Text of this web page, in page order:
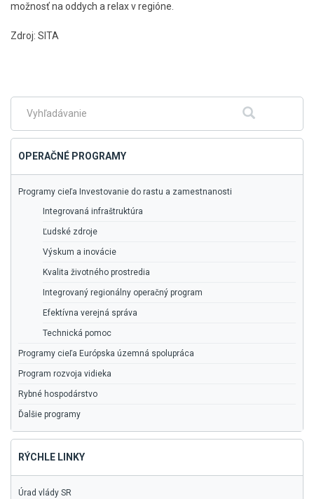
možnosť na oddych a relax v regióne.​
Zdroj: SITA
hlavné
menu
Fulltextové
Hľadať
OPERAČNÉ PROGRAMY
Programy cieľa Investovanie do rastu a zamestnanosti
Integrovaná infraštruktúra
Ľudské zdroje
Výskum a inovácie
Kvalita životného prostredia
Integrovaný regionálny operačný program
Efektívna verejná správa
Technická pomoc
Programy cieľa Európska územná spolupráca
Program rozvoja vidieka
Rybné hospodárstvo
Ďalšie programy
RÝCHLE LINKY
Úrad vlády SR